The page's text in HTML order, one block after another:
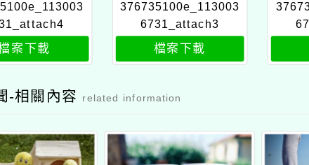
案下載
376735100e_113003
6731_attach3
檔案下載
-相關內容 related information